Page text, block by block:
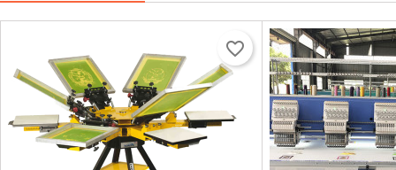
favorite_border